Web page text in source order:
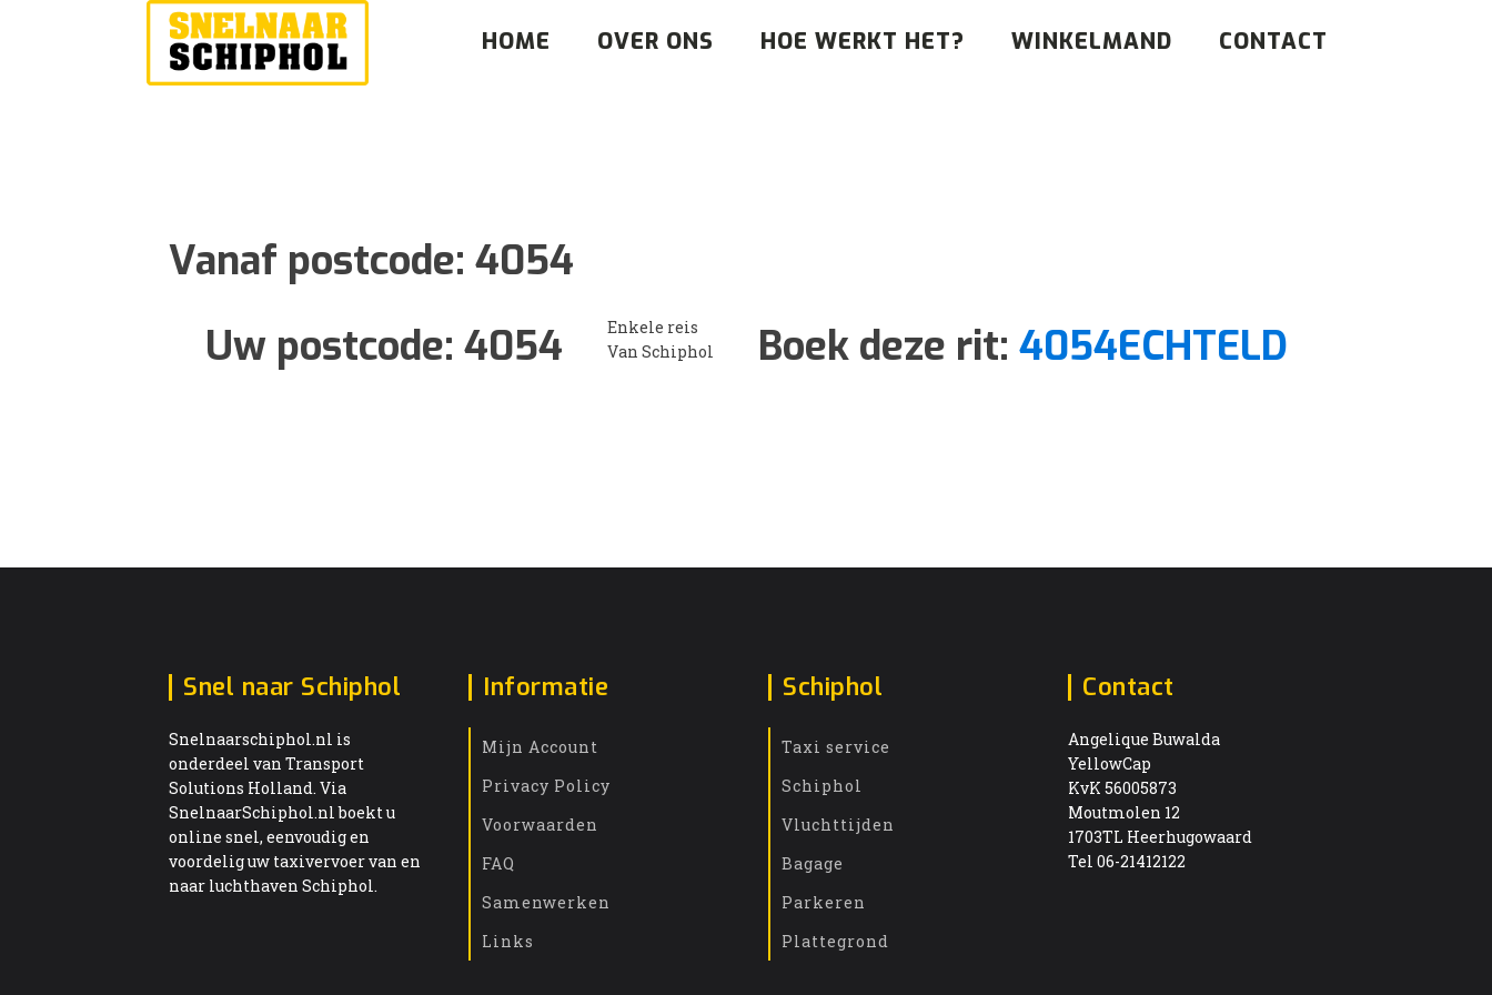
HOME OVER ONS HOE WERKT HET? WINKELMAND CONTACT
Vanaf postcode: 4054
Uw postcode: 4054
Enkele reis
Van Schiphol
Boek deze rit: 4054ECHTELD
Snel naar Schiphol
Snelnaarschiphol.nl is
onderdeel van Transport
Solutions Holland. Via
SnelnaarSchiphol.nl boekt u
online snel, eenvoudig en
voordelig uw taxivervoer van en
naar luchthaven Schiphol.
Informatie
Mijn Account
Privacy Policy
Voorwaarden
FAQ
Samenwerken
Links
Schiphol
Taxi service
Schiphol
Vluchttijden
Bagage
Parkeren
Plattegrond
Contact
Angelique Buwalda
YellowCap
KvK 56005873
Moutmolen 12
1703TL Heerhugowaard
Tel 06-21412122